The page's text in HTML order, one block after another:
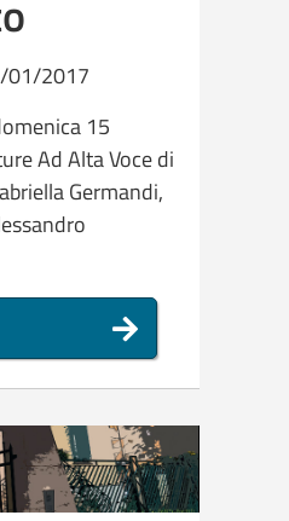
01/2017
15
Ad Alta Voce di
Germandi,